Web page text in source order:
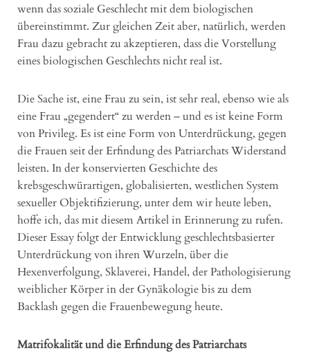
wenn das soziale Geschlecht mit dem biologischen
übereinstimmt. Zur gleichen Zeit aber, natürlich, werden
Frau dazu gebracht zu akzeptieren, dass die Vorstellung
eines biologischen Geschlechts nicht real ist.
Die Sache ist, eine Frau zu sein, ist sehr real, ebenso wie als
eine Frau „gegendert“ zu werden – und es ist keine Form
von Privileg. Es ist eine Form von Unterdrückung, gegen
die Frauen seit der Erfindung des Patriarchats Widerstand
leisten. In der konservierten Geschichte des
krebsgeschwürartigen, globalisierten, westlichen System
sexueller Objektifizierung, unter dem wir heute leben,
hoffe ich, das mit diesem Artikel in Erinnerung zu rufen.
Dieser Essay folgt der Entwicklung geschlechtsbasierter
Unterdrückung von ihren Wurzeln, über die
Hexenverfolgung, Sklaverei, Handel, der Pathologisierung
weiblicher Körper in der Gynäkologie bis zu dem
Backlash gegen die Frauenbewegung heute.
Matrifokalität und die Erfindung des Patriarchats